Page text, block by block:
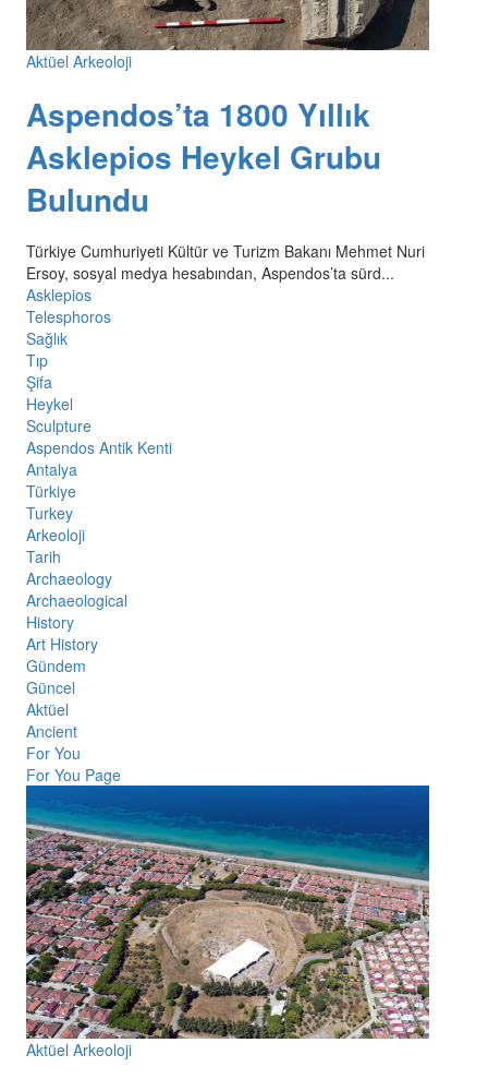
Aktüel Arkeoloji
Aspendos’ta 1800 Yıllık
Asklepios Heykel Grubu
Bulundu
Türkiye Cumhuriyeti Kültür ve Turizm Bakanı Mehmet Nuri
Ersoy, sosyal medya hesabından, Aspendos’ta sürd...
Asklepios
Telesphoros
Sağlık
Tıp
Şifa
Heykel
Sculpture
Aspendos Antik Kenti
Antalya
Türkiye
Turkey
Arkeoloji
Tarih
Archaeology
Archaeological
History
Art History
Gündem
Güncel
Aktüel
Ancient
For You
For You Page
Aktüel Arkeoloji